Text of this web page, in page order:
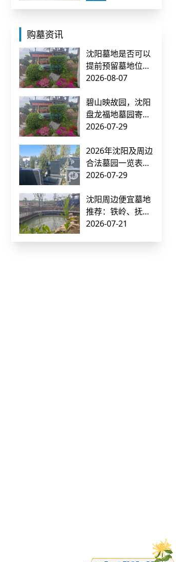
购墓资讯
沈阳墓地是否可以
提前预留墓地位
置？如何确保不被
2026-08-07
碧山映故园，沈阳
盘龙福地墓园寄哀
思
2026-07-29
2026年沈阳及周边
合法墓园一览表：
正规有手续的公墓
2026-07-29
沈阳周边便宜墓地
推荐：铁岭、抚
顺、本溪低价公墓
2026-07-21